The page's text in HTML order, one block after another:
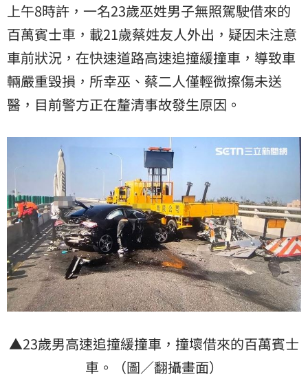
上午8時許，一名23歲巫姓男子無照駕駛借來的
百萬賓士車，載21歲蔡姓友人外出，疑因未注意
車前狀況，在快速道路高速追撞緩撞車，導致車
輛嚴重毀損，所幸巫、蔡二人僅輕微擦傷未送
醫，目前警方正在釐清事故發生原因。
▲23歲男高速追撞緩撞車，撞壞借來的百萬賓士
車。（圖／翻攝畫面）